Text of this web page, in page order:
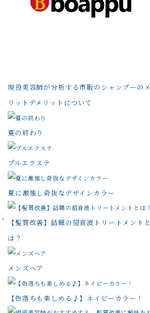
現役美容師が分析する市販のシャンプーのメ
リットデメリットについて
夏の終わり
プルエクステ
夏に激推し奇抜なデザインカラー
【髪質改善】話題の超音波トリートメントと
は？
メンズヘア
【色落ちも楽しめる♪】ネイビーカラー！